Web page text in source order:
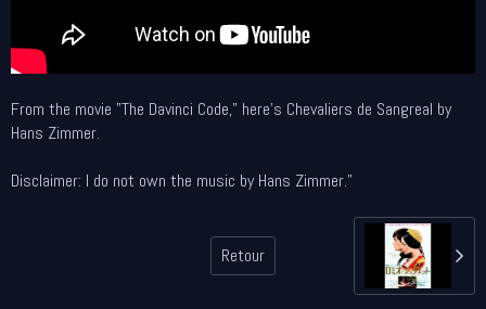
From the movie "The Davinci Code," here's Chevaliers de Sangreal by
Hans Zimmer.
Disclaimer: I do not own the music by Hans Zimmer."
Retour